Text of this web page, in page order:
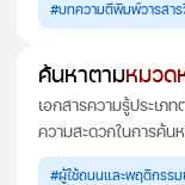
#บทความตีพิมพ์วารสาร
ค้นหาตามหมวด
เอกสารความรู้ประเ
ความสะดวกในการค้น
#ผู้ใช้ถนนและพฤติกรรม